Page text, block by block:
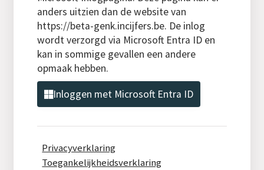
anders uitzien dan de website van
https://beta-genk.incijfers.be. De inlog
wordt verzorgd via Microsoft Entra ID en
kan in sommige gevallen een andere
opmaak hebben.
Inloggen met Microsoft Entra ID
Privacyverklaring
Toegankelijkheidsverklaring